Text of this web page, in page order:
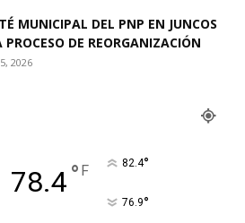
MUNICIPAL DEL PNP EN JUNCOS
PROCESO DE REORGANIZACIÓN
2026
78.4° F 82.4°
76.9°